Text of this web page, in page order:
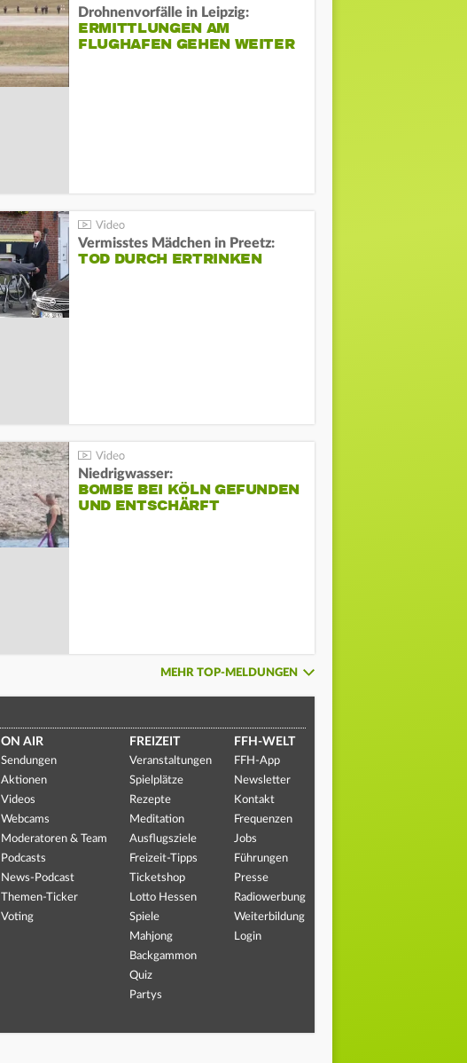
Drohnenvorfälle in Leipzig:
ERMITTLUNGEN AM
FLUGHAFEN GEHEN WEITER
Vermisstes Mädchen in Preetz:
TOD DURCH ERTRINKEN
Niedrigwasser:
BOMBE BEI KÖLN GEFUNDEN
UND ENTSCHÄRFT
MEHR TOP-MELDUNGEN
ON AIR
Sendungen
Aktionen
Videos
Webcams
Moderatoren & Team
Podcasts
News-Podcast
Themen-Ticker
Voting
FREIZEIT
Veranstaltungen
Spielplätze
Rezepte
Meditation
Ausflugsziele
Freizeit-Tipps
Ticketshop
Lotto Hessen
Spiele
Mahjong
Backgammon
Quiz
Partys
FFH-WELT
FFH-App
Newsletter
Kontakt
Frequenzen
Jobs
Führungen
Presse
Radiowerbung
Weiterbildung
Login